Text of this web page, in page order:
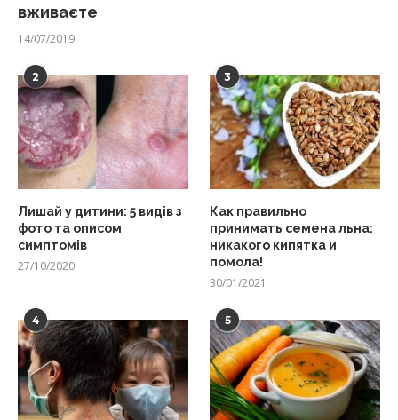
вживаєте
14/07/2019
2
Лишай у дитини: 5 видів з
фото та описом
симптомів
27/10/2020
3
Как правильно
принимать семена льна:
никакого кипятка и
помола!
30/01/2021
4 5